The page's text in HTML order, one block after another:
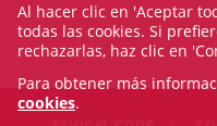
Al hacer clic en 'Aceptar
todas las cookies. Si
rechazarlas, haz clic en
Para obtener más
cookies.